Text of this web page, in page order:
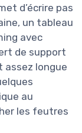
d’écrire pas
un tableau
avec
de support
assez longue
au
les feutres